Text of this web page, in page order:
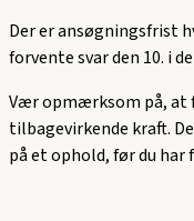
Der er ansøgningsfrist
forvente svar den 10. i
Vær opmærksom på, at
tilbagevirkende kraft.
på et ophold, før du